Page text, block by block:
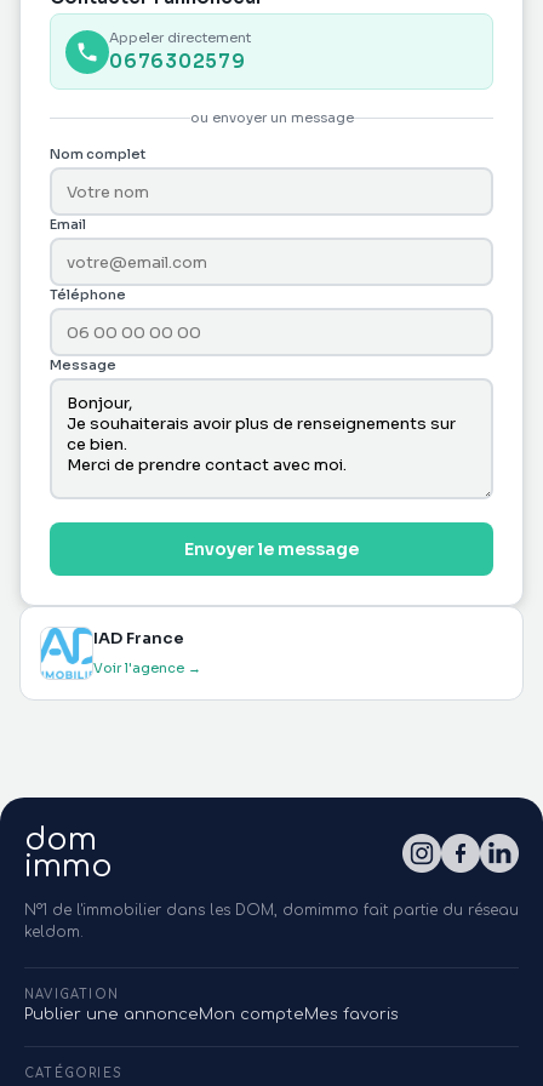
Appeler directement
0676302579
ou envoyer un message
Nom complet
Email
Téléphone
Message
Envoyer le message
IAD France
Voir l'agence →
dom
immo
N°1 de l'immobilier dans les DOM, domimmo fait partie du réseau
keldom.
NAVIGATION
Publier une annonceMon compteMes favoris
CATÉGORIES